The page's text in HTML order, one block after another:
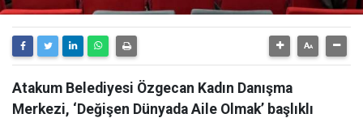
Atakum Belediyesi Özgecan Kadın Danışma
Merkezi, ‘Değişen Dünyada Aile Olmak’ başlıklı